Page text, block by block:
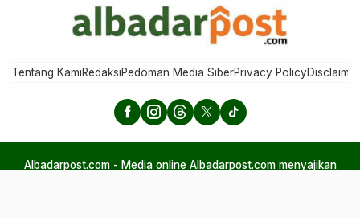
Tentang KamiRedaksiPedoman Media SiberPrivacy PolicyDisclaimer
Albadarpost.com - Media online Albadarpost.com menyajikan